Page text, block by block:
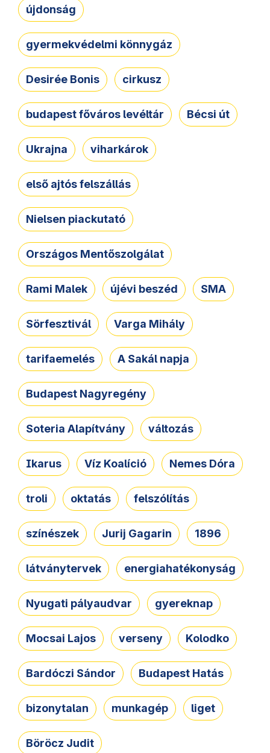
újdonság
gyermekvédelmi könnygáz
Desirée Bonis cirkusz
budapest főváros levéltár Bécsi út
Ukrajna viharkárok
első ajtós felszállás
Nielsen piackutató
Országos Mentőszolgálat
Rami Malek újévi beszéd SMA
Sörfesztivál Varga Mihály
tarifaemelés A Sakál napja
Budapest Nagyregény
Soteria Alapítvány változás
Ikarus Víz Koalíció Nemes Dóra
troli oktatás felszólítás
színészek Jurij Gagarin 1896
látványtervek energiahatékonyság
Nyugati pályaudvar gyereknap
Mocsai Lajos verseny Kolodko
Bardóczi Sándor Budapest Hatás
bizonytalan munkagép liget
Böröcz Judit